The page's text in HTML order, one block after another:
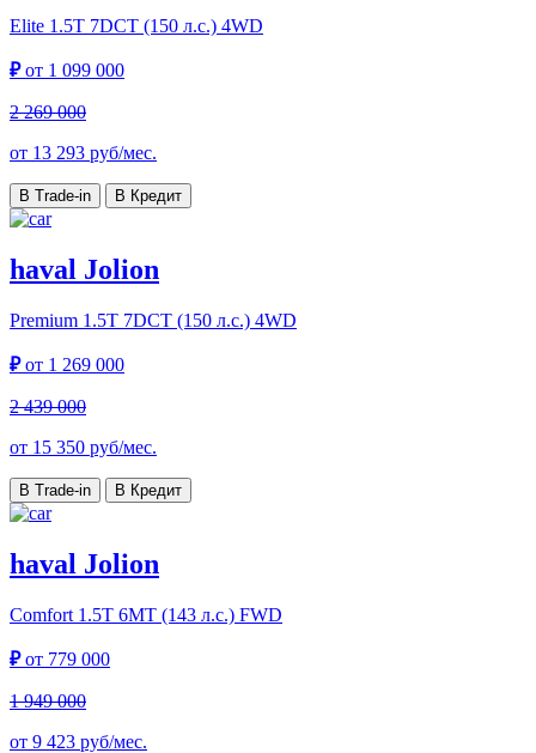
Elite 1.5T 7DCT (150 л.с.) 4WD
₽от 1 099 000
2 269 000
от 13 293 руб/мес.
В Trade-in В Кредит
haval Jolion
Premium 1.5T 7DCT (150 л.с.) 4WD
₽от 1 269 000
2 439 000
от 15 350 руб/мес.
В Trade-in В Кредит
haval Jolion
Comfort 1.5T 6MT (143 л.с.) FWD
₽от 779 000
1 949 000
от 9 423 руб/мес.